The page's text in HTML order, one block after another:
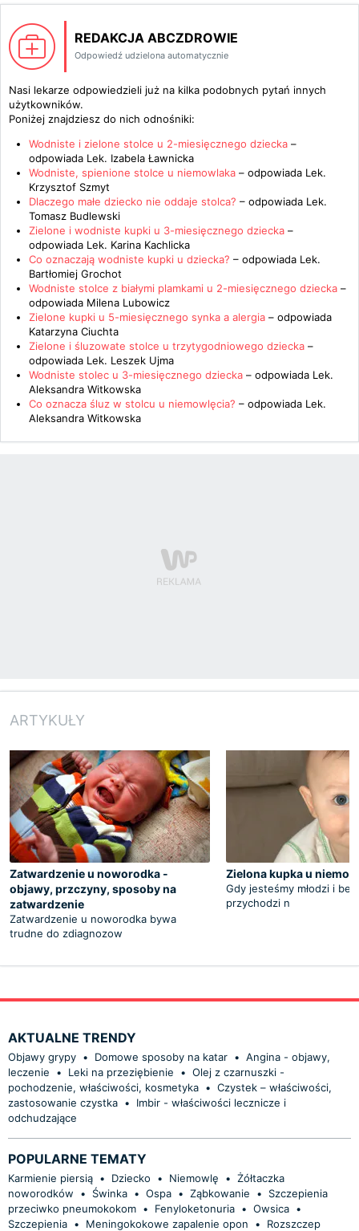
REDAKCJA ABCZDROWIE
Odpowiedź udzielona automatycznie
Nasi lekarze odpowiedzieli już na kilka podobnych pytań innych
użytkowników.
Poniżej znajdziesz do nich odnośniki:
Wodniste i zielone stolce u 2-miesięcznego dziecka –
odpowiada Lek. Izabela Ławnicka
Wodniste, spienione stolce u niemowlaka – odpowiada Lek.
Krzysztof Szmyt
Dlaczego małe dziecko nie oddaje stolca? – odpowiada Lek.
Tomasz Budlewski
Zielone i wodniste kupki u 3-miesięcznego dziecka –
odpowiada Lek. Karina Kachlicka
Co oznaczają wodniste kupki u dziecka? – odpowiada Lek.
Bartłomiej Grochot
Wodniste stolce z białymi plamkami u 2-miesięcznego dziecka –
odpowiada Milena Lubowicz
Zielone kupki u 5-miesięcznego synka a alergia – odpowiada
Katarzyna Ciuchta
Zielone i śluzowate stolce u trzytygodniowego dziecka –
odpowiada Lek. Leszek Ujma
Wodniste stolec u 3-miesięcznego dziecka – odpowiada Lek.
Aleksandra Witkowska
Co oznacza śluz w stolcu u niemowlęcia? – odpowiada Lek.
Aleksandra Witkowska
ARTYKUŁY
Zatwardzenie u noworodka -
objawy, przczyny, sposoby na
zatwardzenie
Zatwardzenie u noworodka bywa
trudne do zdiagnozow
Zielona kupka u
Gdy jesteśmy młodzi i
przychodzi n
AKTUALNE TRENDY
Objawy grypy • Domowe sposoby na katar • Angina - objawy,
leczenie
• Leki na przeziębienie • Olej z czarnuszki -
pochodzenie, właściwości, kosmetyka • Czystek – właściwości,
zastosowanie czystka •
Imbir - właściwości lecznicze i
odchudzające
POPULARNE TEMATY
Karmienie piersią • Dziecko • Niemowlę • Żółtaczka
noworodków
• Świnka • Ospa • Ząbkowanie •
Szczepienia
przeciwko pneumokokom • Fenyloketonuria • Owsica •
Szczepienia • Meningokokowe zapalenie opon •
Rozszczep